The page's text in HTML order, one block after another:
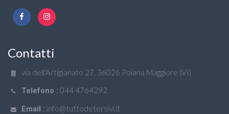
Contatti
via dell'Artigianato 27, 36026 Poiana Maggiore (VI)
Telefono : 044 4764292
Email : info@tuttodetersivi.it